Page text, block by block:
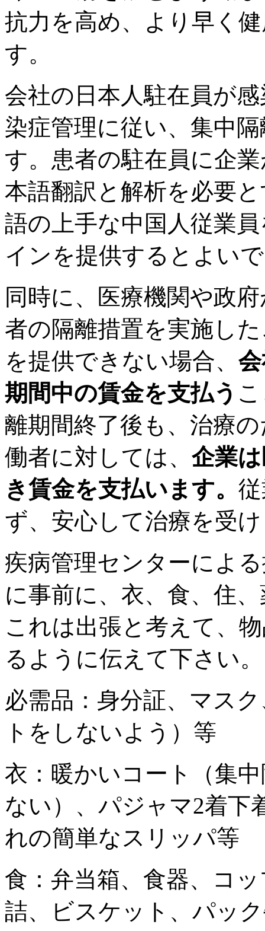
抗力を高め、より早く
す。
会社の日本人駐在員が
染症管理に従い、集中
す。患者の駐在員に企
本語翻訳と解析を必要
語の上手な中国人従業
インを提供するとよい
同時に、医療機関や政
者の隔離措置を実施し
を提供できない場合、
期間中の賃金を支払う
離期間終了後も、治療
働者に対しては、 企業
き賃金を支払います。
ず、安心して治療を受
疾病管理センターによ
に事前に、衣、食、住
これは出張と考えて、
るように伝えて下さい
必需品：身分証、マス
トをしないよう）等
衣：暖かいコート（集
ない）、パジャマ2着下
れの簡単なスリッパ等
食：弁当箱、食器、コ
詰、ビスケット、パッ